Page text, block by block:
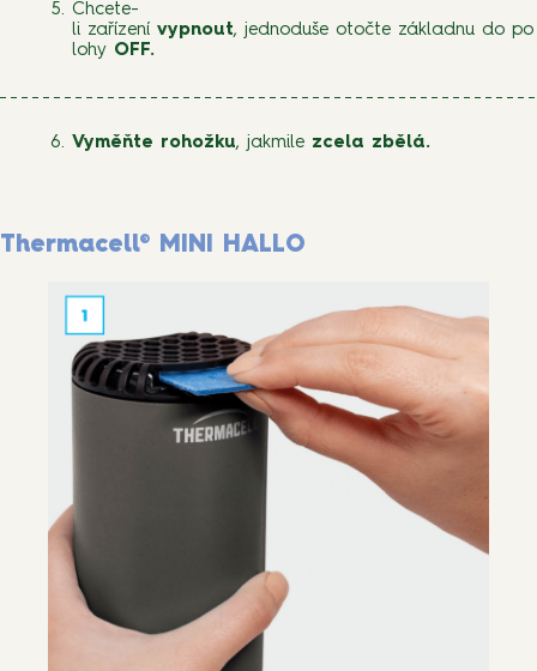
Chcete-
li zařízení vypnout, jednoduše otočte základnu do po
lohy OFF.
Vyměňte rohožku, jakmile zcela zbělá.
Thermacell® MINI HALLO